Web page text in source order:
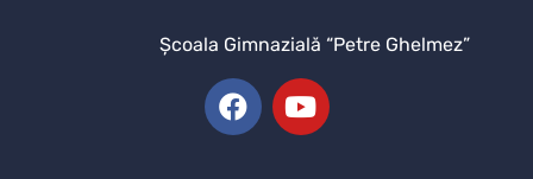
Şcoala Gimnazială “Petre Ghelmez”